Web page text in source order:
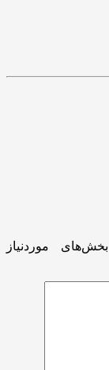
بخش‌های موردنیاز